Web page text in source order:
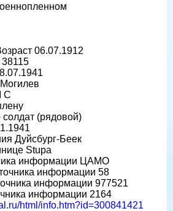
06.07.1912
C
солдат (рядовой)
Дуйсбург-Беек
Stupa
информации ЦАМО
информации 58
информации 977521
информации 2164
html/info.htm?id=300841421